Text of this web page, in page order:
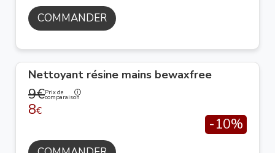
COMMANDER
Nettoyant résine mains bewaxfree
9€Prix de
comparaison
8€
-10%